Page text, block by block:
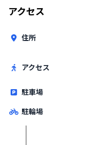
アクセス
住所
アクセス
駐車場
駐輪場